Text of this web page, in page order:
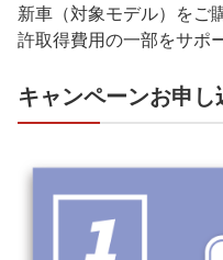
新車（対象モデル）をご
許取得費用の一部をサポ
キャンペーンお申し